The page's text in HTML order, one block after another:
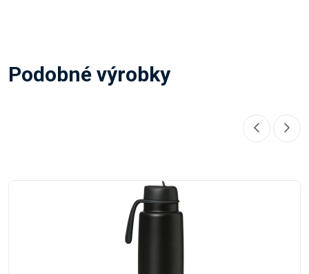
Podobné výrobky